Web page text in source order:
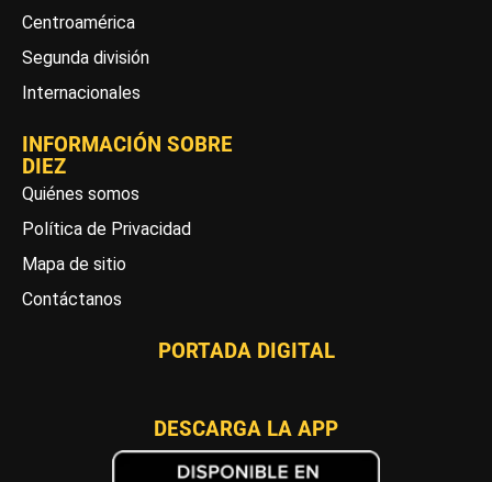
Centroamérica
Segunda división
Internacionales
INFORMACIÓN SOBRE
DIEZ
Quiénes somos
Política de Privacidad
Mapa de sitio
Contáctanos
PORTADA DIGITAL
DESCARGA LA APP